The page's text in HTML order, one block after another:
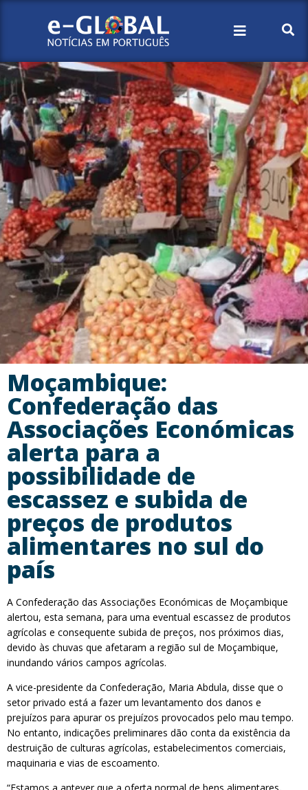
Moçambique:
Confederação das
Associações Económicas
alerta para a
possibilidade de
escassez e subida de
preços de produtos
alimentares no sul do
país
A Confederação das Associações Económicas de Moçambique
alertou, esta semana, para uma eventual escassez de produtos
agrícolas e consequente subida de preços, nos próximos dias,
devido às chuvas que afetaram a região sul de Moçambique,
inundando vários campos agrícolas.
A vice-presidente da Confederação, Maria Abdula, disse que o
setor privado está a fazer um levantamento dos danos e
prejuízos para apurar os prejuízos provocados pelo mau tempo.
No entanto, indicações preliminares dão conta da existência da
destruição de culturas agrícolas, estabelecimentos comerciais,
maquinaria e vias de escoamento.